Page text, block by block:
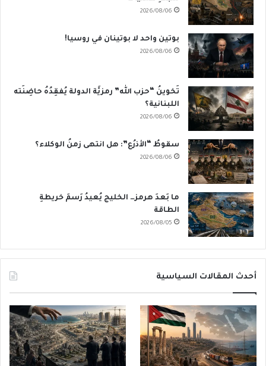
2026/08/06
بوتين واحد لا بوتينان في روسيا!
2026/08/06
تَخوينُ “حزب الله” رمزيَّة الدولة يُفقِدُهُ حاضِنَته
اللبنانية؟
2026/08/06
سقوطُ “الأذرُع”: هل انتهى زمنُ الوكلاء؟
2026/08/06
ما بَعدَ هرمز… الخليج يُعيدُ رَسمَ خريطةِ
الطاقة
2026/08/05
أحدث المقالات السياسية